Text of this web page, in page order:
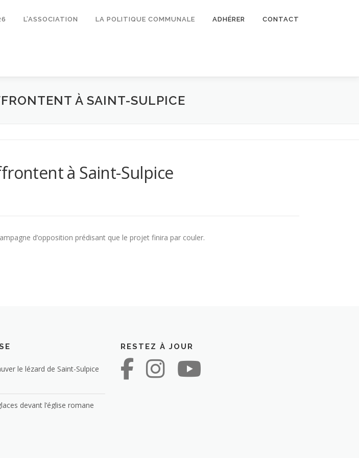
L’ASSOCIATION LA POLITIQUE COMMUNALE ADHÉRER CONTACT
À SAINT-SULPICE
à Saint-Sulpice
d’opposition prédisant que le projet finira par couler.
le lézard de Saint-Sulpice
devant l’église romane
RESTEZ À JOUR